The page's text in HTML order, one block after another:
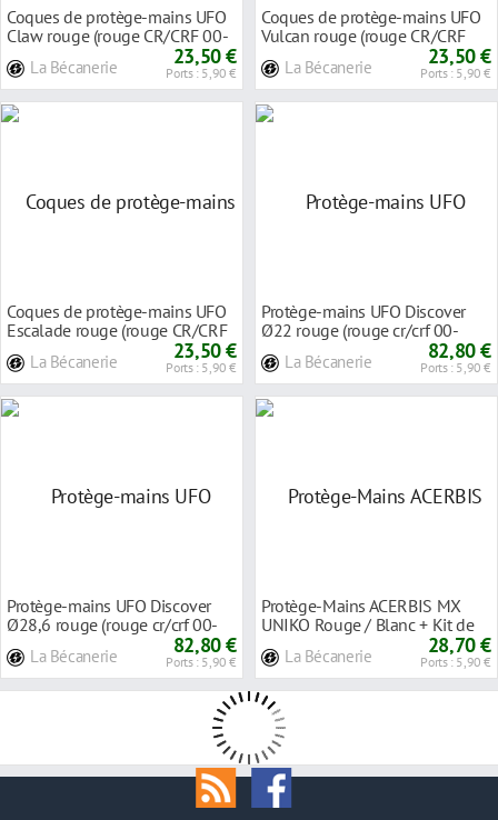
Coques de protège-mains UFO
Claw rouge (rouge CR/CRF 00-
La Bécanerie 23,50 €
Ports : 5,90 €
Coques de protège-mains UFO
Vulcan rouge (rouge CR/CRF
La Bécanerie 23,50 €
Ports : 5,90 €
Coques de protège-mains UFO
Escalade rouge (rouge CR/CRF
La Bécanerie 23,50 €
Ports : 5,90 €
Protège-mains UFO Discover
Ø22 rouge (rouge cr/crf 00-
La Bécanerie 82,80 €
Ports : 5,90 €
Protège-mains UFO Discover
Ø28,6 rouge (rouge cr/crf 00-
La Bécanerie 82,80 €
Ports : 5,90 €
Protège-Mains ACERBIS MX
UNIKO Rouge / Blanc + Kit de
La Bécanerie 28,70 €
Ports : 5,90 €